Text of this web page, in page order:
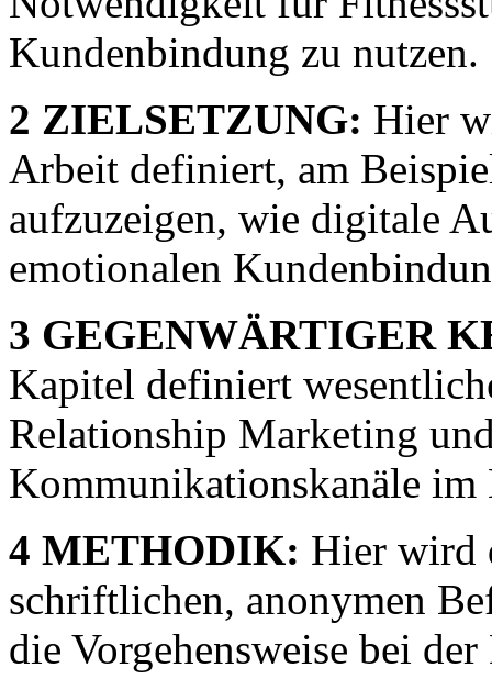
Kundenbindung zu nutzen.
2 ZIELSETZUNG: Hier
Arbeit definiert, am
aufzuzeigen, wie digitale
emotionalen
3 GEGENWÄRTIGER
Kapitel definiert
Relationship Marketing
Kommunikationskanäle im
4 METHODIK: Hier wird
schriftlichen, anonymen
die Vorgehensweise bei